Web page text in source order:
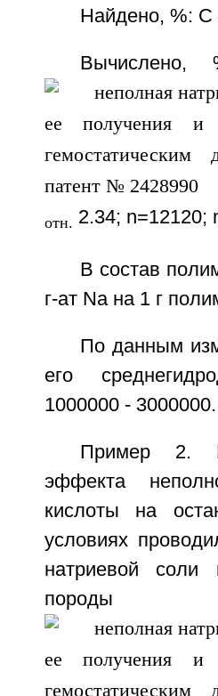
Найдено, %: С
отн. 2.34; n=12120;
В состав
г-ат Na на 1 г
По данным
его
1000000 - 3000000.
Пример 2.
эффекта
кислоты на
условиях
натриевой соли
породы